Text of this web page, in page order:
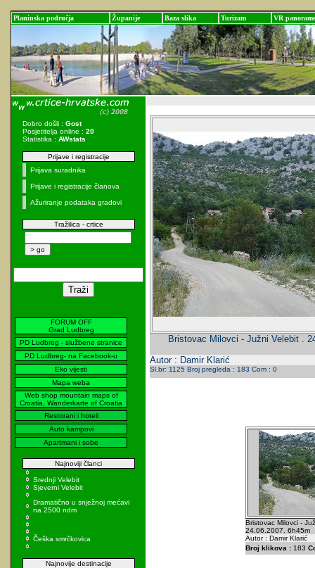
Planinska područja Županije Baza slika Turizam VR panorame
Dobro došli : Gost
Posjetitelja online : 20
Statistika : AWstats
Prijave i registracije
Prijava suradnika
Prijave i registracije članova
Ažuriranje podataka gradovi
Tražilica - crtice
FORUM OFF
Grad Ludbreg
PD Ludbreg - službene stranice
PD Ludbreg- na Facebook-u
Eko vijesti
Mapa weba
Web shop mountain maps of
Croatia, Wanderkarte of Croatia
Restorani i hoteli
Auto kampovi
Apartmani i sobe
Najnoviji članci
Srednji Velebit
Sjeverni Velebit
Dramatično u snježnoj mećavi
na 2500 ndm
Češka smrčkovica
Najnovije destinacije
Bristovac Milovci - Južni Velebit .
Autor : Damir Klarić
Sl.br: 1125 Broj pregleda : 183 Com : 0
Bristovac Milovci -
24.06.2007. 6h45m
Autor : Damir Klarić
Broj klikova :183